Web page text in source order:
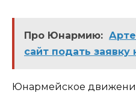
Про Юнармию:
сайт подать заявку
Юнармейское